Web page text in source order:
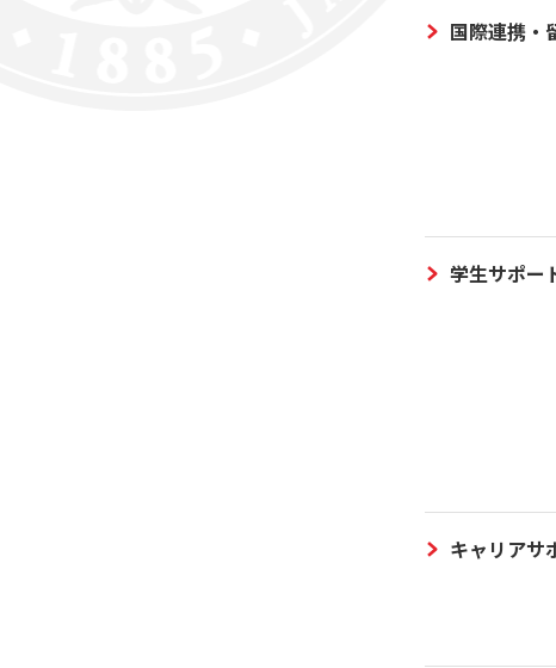
国際連携・
学生サポー
キャリアサ